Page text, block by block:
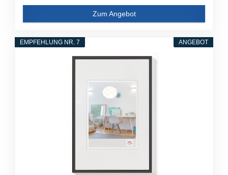
Zum Angebot
ANGEBOT
EMPFEHLUNG NR. 7